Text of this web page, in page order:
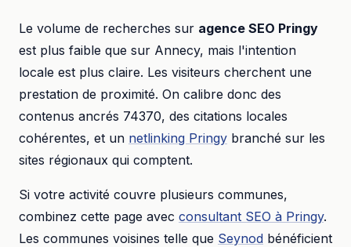
Le volume de recherches sur agence SEO Pringy
est plus faible que sur Annecy, mais l'intention
locale est plus claire. Les visiteurs cherchent une
prestation de proximité. On calibre donc des
contenus ancrés 74370, des citations locales
cohérentes, et un netlinking Pringy branché sur les
sites régionaux qui comptent.
Si votre activité couvre plusieurs communes,
combinez cette page avec consultant SEO à Pringy.
Les communes voisines telle que Seynod bénéficient